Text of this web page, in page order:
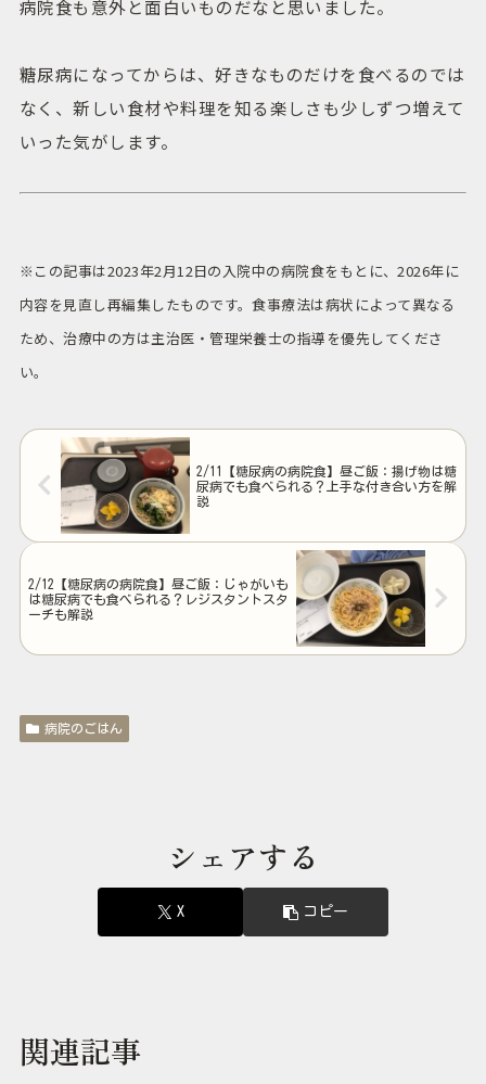
病院食も意外と面白いものだなと思いました。
糖尿病になってからは、好きなものだけを食べるのでは
なく、新しい食材や料理を知る楽しさも少しずつ増えて
いった気がします。
※この記事は2023年2月12日の入院中の病院食をもとに、2026年に
内容を見直し再編集したものです。食事療法は病状によって異なる
ため、治療中の方は主治医・管理栄養士の指導を優先してくださ
い。
2/11【糖尿病の病院食】昼ご飯：揚げ物は糖
尿病でも食べられる？上手な付き合い方を解
説
2/12【糖尿病の病院食】昼ご飯：じゃがいも
は糖尿病でも食べられる？レジスタントスタ
ーチも解説
病院のごはん
シェアする
X コピー
関連記事